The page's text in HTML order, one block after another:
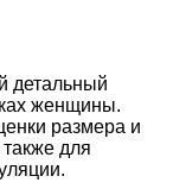
детальный
женщины.
размера и
для